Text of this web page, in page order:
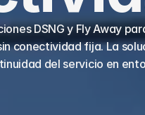
DSNG y Fly Away
conectividad fija. La
del servicio en